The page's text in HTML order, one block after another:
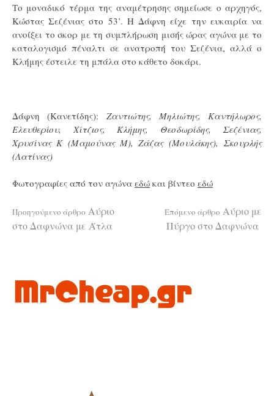
Το μοναδικό τέρμα της αναμέτρησης σημείωσε ο αρχηγός,
Κώστας Σεζένιας στο 53’. Η Δάφνη είχε την ευκαιρία να
ανοίξει το σκορ με τη συμπλήρωση μισής ώρας αγώνα με το
καταλογισμό πέναλτι σε ανατροπή του Σεζένια, αλλά ο
Κλήμης έστειλε τη μπάλα στο κάθετο δοκάρι.
Δάφνη (Κανετίδης): Ζαντιώτης, Μηλιώτης, Καντήλωρος,
Ελευθερίου, Χίτζιος, Κλήμης, Θεοδωρίδης, Σεζένιας,
Χρυσίνας Κ (Μαμούνας Μ), Ζάζας (Μουλάκης), Σκουρλής
(Λατίνας)
Φωτογραφίες από τον αγώνα εδώ και βίντεο εδώ
Διαβάστε
Προηγούμενο άρθρο Αύριο
στο Δαφνώνα με Άτλα
Επόμενο άρθρο Αύριο με
Πύργο στο Δαφνώνα